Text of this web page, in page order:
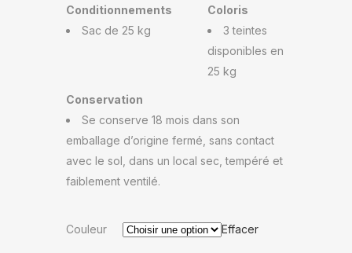
Conditionnements
Sac de 25 kg
Coloris
3 teintes
disponibles en
25 kg
Conservation
Se conserve 18 mois dans son
emballage d’origine fermé, sans contact
avec le sol, dans un local sec, tempéré et
faiblement ventilé.
Couleur Effacer